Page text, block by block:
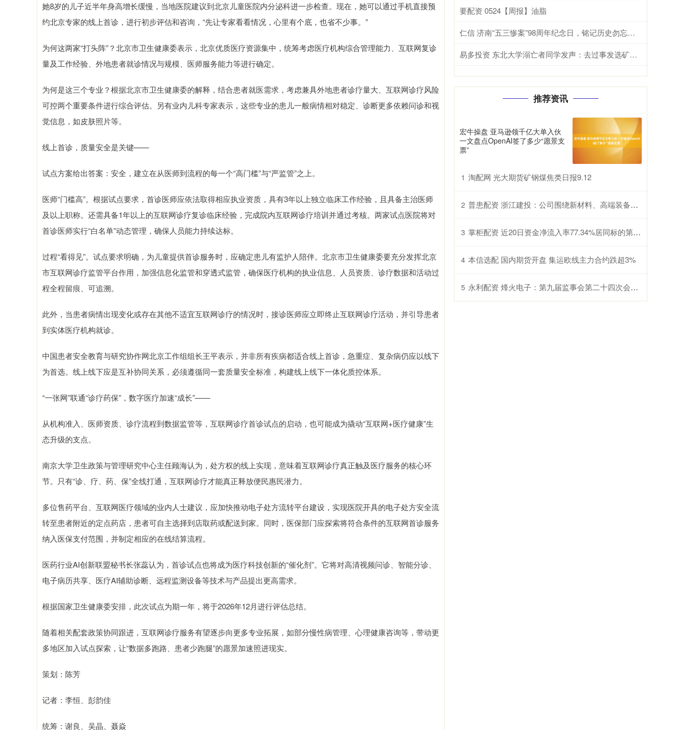
她8岁的儿子近半年身高增长缓慢，当地医院建议到北京儿童医院内分泌科进一步检查。现在，她可以通过手机直接预
约北京专家的线上首诊，进行初步评估和咨询，“先让专家看看情况，心里有个底，也省不少事。”
为何这两家“打头阵”？北京市卫生健康委表示，北京优质医疗资源集中，统筹考虑医疗机构综合管理能力、互联网复诊
量及工作经验、外地患者就诊情况与规模、医师服务能力等进行确定。
为何是这三个专业？根据北京市卫生健康委的解释，结合患者就医需求，考虑兼具外地患者诊疗量大、互联网诊疗风险
可控两个重要条件进行综合评估。另有业内儿科专家表示，这些专业的患儿一般病情相对稳定、诊断更多依赖问诊和视
觉信息，如皮肤照片等。
线上首诊，质量安全是关键——
试点方案给出答案：安全，建立在从医师到流程的每一个“高门槛”与“严监管”之上。
医师“门槛高”。根据试点要求，首诊医师应依法取得相应执业资质，具有3年以上独立临床工作经验，且具备主治医师
及以上职称。还需具备1年以上的互联网诊疗复诊临床经验，完成院内互联网诊疗培训并通过考核。两家试点医院将对
首诊医师实行“白名单”动态管理，确保人员能力持续达标。
过程“看得见”。试点要求明确，为儿童提供首诊服务时，应确定患儿有监护人陪伴。北京市卫生健康委要充分发挥北京
市互联网诊疗监管平台作用，加强信息化监管和穿透式监管，确保医疗机构的执业信息、人员资质、诊疗数据和活动过
程全程留痕、可追溯。
此外，当患者病情出现变化或存在其他不适宜互联网诊疗的情况时，接诊医师应立即终止互联网诊疗活动，并引导患者
到实体医疗机构就诊。
中国患者安全教育与研究协作网北京工作组组长王平表示，并非所有疾病都适合线上首诊，急重症、复杂病仍应以线下
为首选。线上线下应是互补协同关系，必须遵循同一套质量安全标准，构建线上线下一体化质控体系。
“一张网”联通“诊疗药保”，数字医疗加速“成长”——
从机构准入、医师资质、诊疗流程到数据监管等，互联网诊疗首诊试点的启动，也可能成为撬动“互联网+医疗健康”生
态升级的支点。
南京大学卫生政策与管理研究中心主任顾海认为，处方权的线上实现，意味着互联网诊疗真正触及医疗服务的核心环
节。只有“诊、疗、药、保”全线打通，互联网诊疗才能真正释放便民惠民潜力。
多位售药平台、互联网医疗领域的业内人士建议，应加快推动电子处方流转平台建设，实现医院开具的电子处方安全流
转至患者附近的定点药店，患者可自主选择到店取药或配送到家。同时，医保部门应探索将符合条件的互联网首诊服务
纳入医保支付范围，并制定相应的在线结算流程。
医药行业AI创新联盟秘书长张蕊认为，首诊试点也将成为医疗科技创新的“催化剂”。它将对高清视频问诊、智能分诊、
电子病历共享、医疗AI辅助诊断、远程监测设备等技术与产品提出更高需求。
根据国家卫生健康委安排，此次试点为期一年，将于2026年12月进行评估总结。
随着相关配套政策协同跟进，互联网诊疗服务有望逐步向更多专业拓展，如部分慢性病管理、心理健康咨询等，带动更
多地区加入试点探索，让“数据多跑路、患者少跑腿”的愿景加速照进现实。
策划：陈芳
记者：李恒、彭韵佳
统筹：谢良、吴晶、聂焱
要配资 0524【周报】油脂
仁信 济南“五三惨案”98周年纪念日，铭记历史勿忘国耻
易多投资 东北大学溺亡者同学发声：去过事发选矿厂，坠入浮选槽难动弹
推荐资讯
宏牛操盘 亚马逊领千亿大单入伙
一文盘点OpenAI签了多少“愿景支
票”
1 淘配网 光大期货矿钢煤焦类日报9.12
2 普患配资 浙江建投：公司围绕新材料、高端装备、智能建造、城市运营、数字经济等5大新赛道新方向进行布局探索
3 掌柜配资 近20日资金净流入率77.34%居同标的第一，航天ETF（159267）盘中交投活跃，航新科技涨超2%
4 本信选配 国内期货开盘 集运欧线主力合约跌超3%
5 永利配资 烽火电子：第九届监事会第二十四次会议决议公告